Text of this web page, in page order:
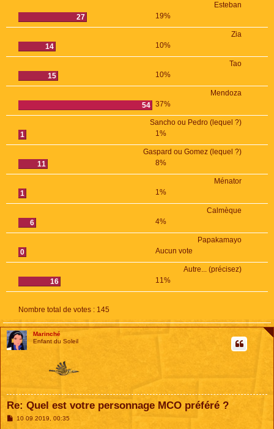
Esteban
27
19%
Zia
14
10%
Tao
15
10%
Mendoza
54 37%
Sancho ou Pedro (lequel ?)
1
1%
Gaspard ou Gomez (lequel ?)
11
8%
Ménator
1
1%
Calmèque
6
4%
Papakamayo
0
Aucun vote
Autre... (précisez)
16
11%
Nombre total de votes : 145
Marinché
Enfant du Soleil
Re: Quel est votre personnage MCO préféré ?
M10 09 2019, 00:35